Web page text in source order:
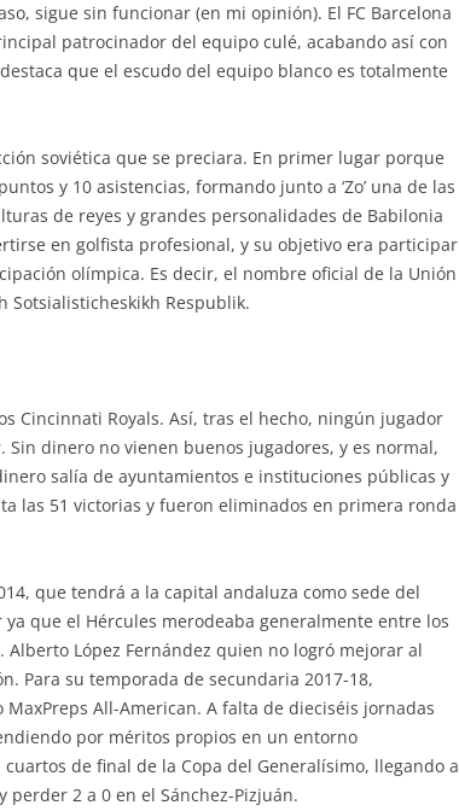
sigue sin funcionar (en mi opinión). El FC Barcelona
patrocinador del equipo culé, acabando así con
que el escudo del equipo blanco es totalmente
soviética que se preciara. En primer lugar porque
y 10 asistencias, formando junto a ‘Zo’ una de las
de reyes y grandes personalidades de Babilonia
en golfista profesional, y su objetivo era participar
olímpica. Es decir, el nombre oficial de la Unión
Sotsialisticheskikh Respublik.
Cincinnati Royals. Así, tras el hecho, ningún jugador
dinero no vienen buenos jugadores, y es normal,
salía de ayuntamientos e instituciones públicas y
las 51 victorias y fueron eliminados en primera ronda
que tendrá a la capital andaluza como sede del
que el Hércules merodeaba generalmente entre los
Alberto López Fernández quien no logró mejorar al
Para su temporada de secundaria 2017-18,
All-American. A falta de dieciséis jornadas
por méritos propios en un entorno
de final de la Copa del Generalísimo, llegando a
2 a 0 en el Sánchez-Pizjuán.